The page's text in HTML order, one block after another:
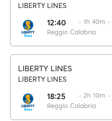
LIBERTY LINES
12:40
Reggio Calabria
·· 1h 40m ··
LIBERTY LINES
LIBERTY LINES
18:25
Reggio Calabria
·· 2h 10m ··